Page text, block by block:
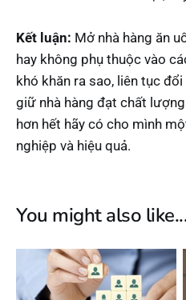
Kết luận: Mở nhà hàng ăn
hay không phụ thuộc vào
khó khăn ra sao, liên tục
giữ nhà hàng đạt chất
hơn hết hãy có cho mình
nghiệp và hiệu quả.
You might also